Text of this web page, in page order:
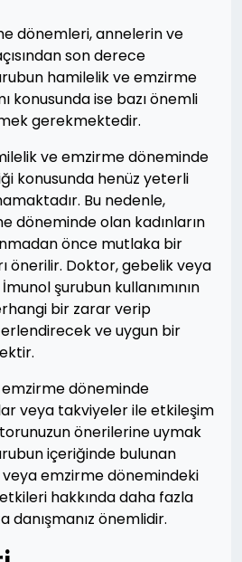
dönemleri, annelerin ve
son derece
hamilelik ve emzirme
konusunda ise bazı önemli
gerekmektedir.
ve emzirme döneminde
konusunda henüz yeterli
Bu nedenle,
döneminde olan kadınların
önce mutlaka bir
önerilir. Doktor, gebelik veya
şurubun kullanımının
bir zarar verip
ve uygun bir
döneminde
veya takviyeler ile etkileşim
önerilerine uymak
içeriğinde bulunan
emzirme dönemindeki
hakkında daha fazla
danışmanız önemlidir.